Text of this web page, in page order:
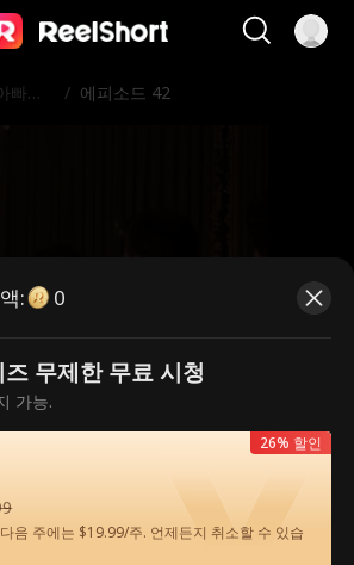
빠가
/ 에피소드 42
드입니다. 시청하시려면
을 해제해 주세요.
60지금 잠금 해제
: 0
무제한 무료 시청
가능.
음 주에는 $19.99/주. 언제든지 취소할 수 있습
26% 할인